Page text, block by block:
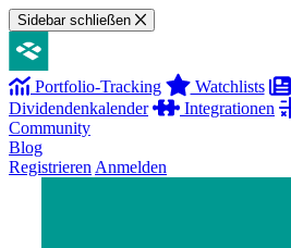
Sidebar schließen
Portfolio-Tracking Watchlists
Dividendenkalender
Integrationen
Community
Blog
Registrieren Anmelden